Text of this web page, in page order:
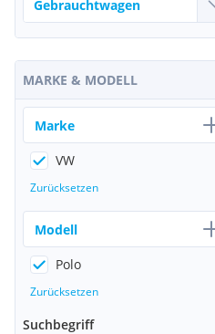
MARKE & MODELL
Marke
VW
Zurücksetzen
Modell
Polo
Zurücksetzen
Suchbegriff